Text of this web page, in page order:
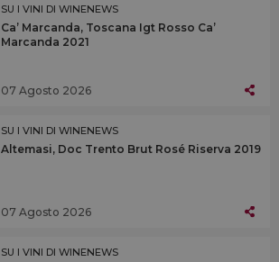
SU I VINI DI WINENEWS
Ca’ Marcanda, Toscana Igt Rosso Ca’
Marcanda 2021
07 Agosto 2026
SU I VINI DI WINENEWS
Altemasi, Doc Trento Brut Rosé Riserva 2019
07 Agosto 2026
SU I VINI DI WINENEWS